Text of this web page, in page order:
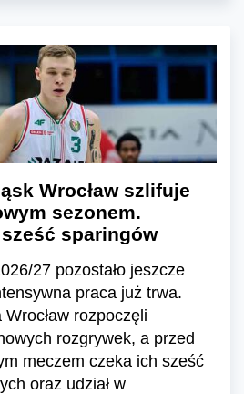
Wrocław szlifuje
sezonem.
sparingów
27 pozostało jeszcze
praca już trwa.
rozpoczęli
rozgrywek, a przed
meczem czeka ich sześć
oraz udział w